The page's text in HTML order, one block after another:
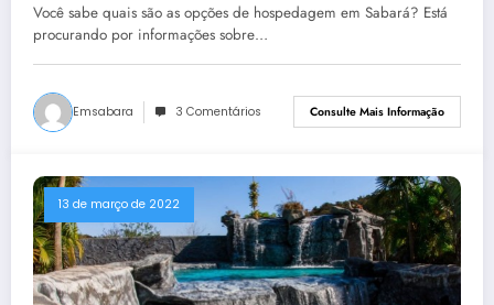
Você sabe quais são as opções de hospedagem em Sabará? Está
procurando por informações sobre…
Emsabara 3 Comentários Consulte Mais Informação
13 de março de 2022